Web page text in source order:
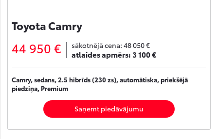
Toyota Camry
44 950 € sākotnējā cena: 48 050 €
atlaides apmērs:3 100 €
Camry, sedans, 2.5 hibrīds (230 zs), automātiska, priekšējā
piedziņa, Premium
Saņemt piedāvājumu